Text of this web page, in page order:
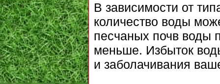
В зависимости от
количество воды
песчаных почв воды
меньше. Избыток
и заболачивания